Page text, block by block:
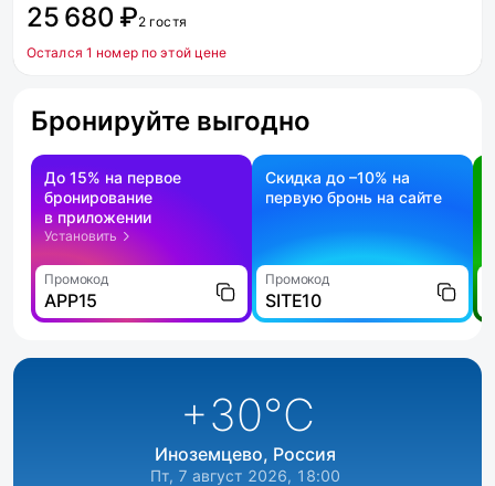
25 680 ₽2 гостя
Остался 1 номер по этой цене
Бронируйте выгодно
До 15% на первое
бронирование
в приложении
Установить
Промокод
APP15
Скидка до –10% на
первую бронь на сайте
Промокод
SITE10
+30°C
Иноземцево, Россия
Пт, 7 август 2026, 18:00